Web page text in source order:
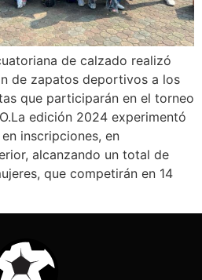
de calzado realizó
de zapatos deportivos a los
que participarán en el torneo
edición 2024 experimentó
inscripciones, en
alcanzando un total de
que competirán en 14